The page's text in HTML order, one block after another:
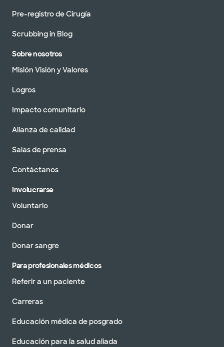
Pre-registro de Cirugía
Scrubbing in Blog
Sobre nosotros
Misión Visión y Valores
Logros
Impacto comunitario
Alianza de calidad
Salas de prensa
Contáctanos
Involucrarse
Voluntario
Donar
Donar sangre
Para profesionales médicos
Referir a un paciente
Carreras
Educación médica de posgrado
Educación para la salud aliada